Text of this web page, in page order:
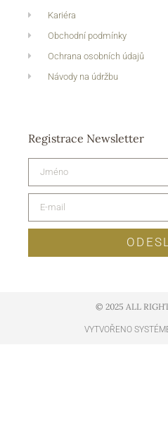
Kariéra
Obchodní podmínky
Ochrana osobních údajů
Návody na údržbu
Registrace Newsletter
© 2025 ALL
VYTVOŘENO